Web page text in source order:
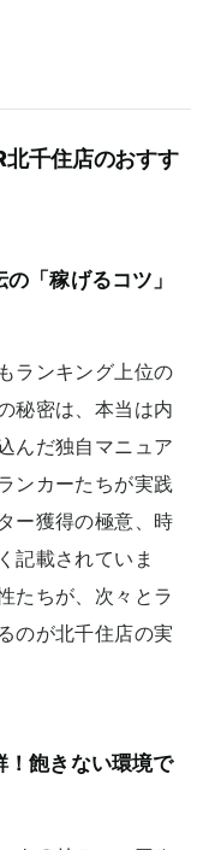
千住店のおすす
「稼げるコツ」
ランキング上位の
秘密は、本当は内
んだ独自マニュア
ンカーたちが実践
ー獲得の極意、時
記載されていま
たちが、次々とラ
のが北千住店の実
！飽きない環境で